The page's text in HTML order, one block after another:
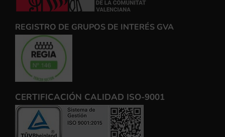
REGISTRO DE GRUPOS DE INTERÉS GVA
CERTIFICACIÓN CALIDAD ISO-9001